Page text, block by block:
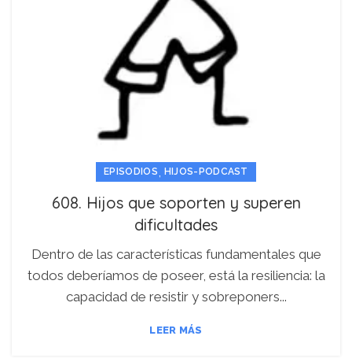
EPISODIOS HIJOS-PODCAST
608. Hijos que soporten y superen
dificultades
Dentro de las características fundamentales que
todos deberíamos de poseer, está la resiliencia: la
capacidad de resistir y sobreponers...
LEER MÁS